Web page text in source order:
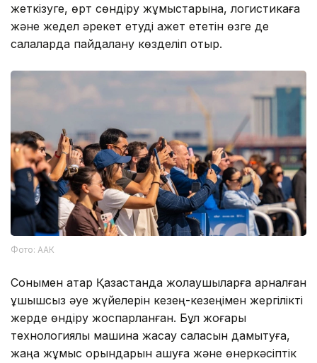
жеткізуге, өрт сөндіру жұмыстарына, логистикаға
және жедел әрекет етуді қажет ететін өзге де
салаларда пайдалану көзделіп отыр.
Фото: ААК
Сонымен қатар Қазақстанда жолаушыларға арналған
ұшқышсыз әуе жүйелерін кезең-кезеңімен жергілікті
жерде өндіру жоспарланған. Бұл жоғары
технологиялы машина жасау саласын дамытуға,
жаңа жұмыс орындарын ашуға және өнеркәсіптік